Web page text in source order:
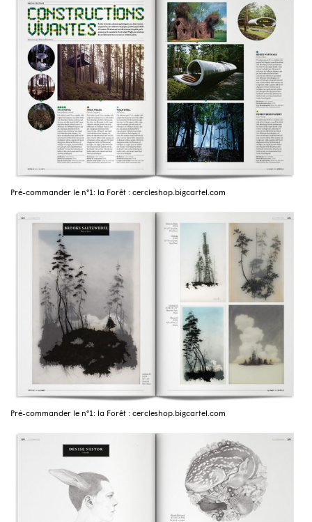
Pré-commander le n°1: la Forêt : cercleshop.bigcartel.com
Pré-commander le n°1: la Forêt : cercleshop.bigcartel.com